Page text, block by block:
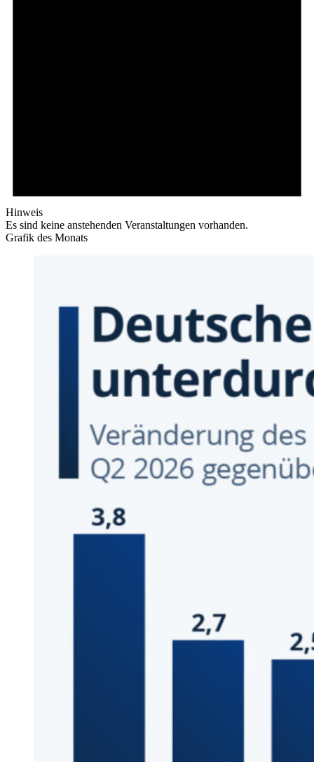
Hinweis
Es sind keine anstehenden Veranstaltungen vorhanden.
Grafik des Monats